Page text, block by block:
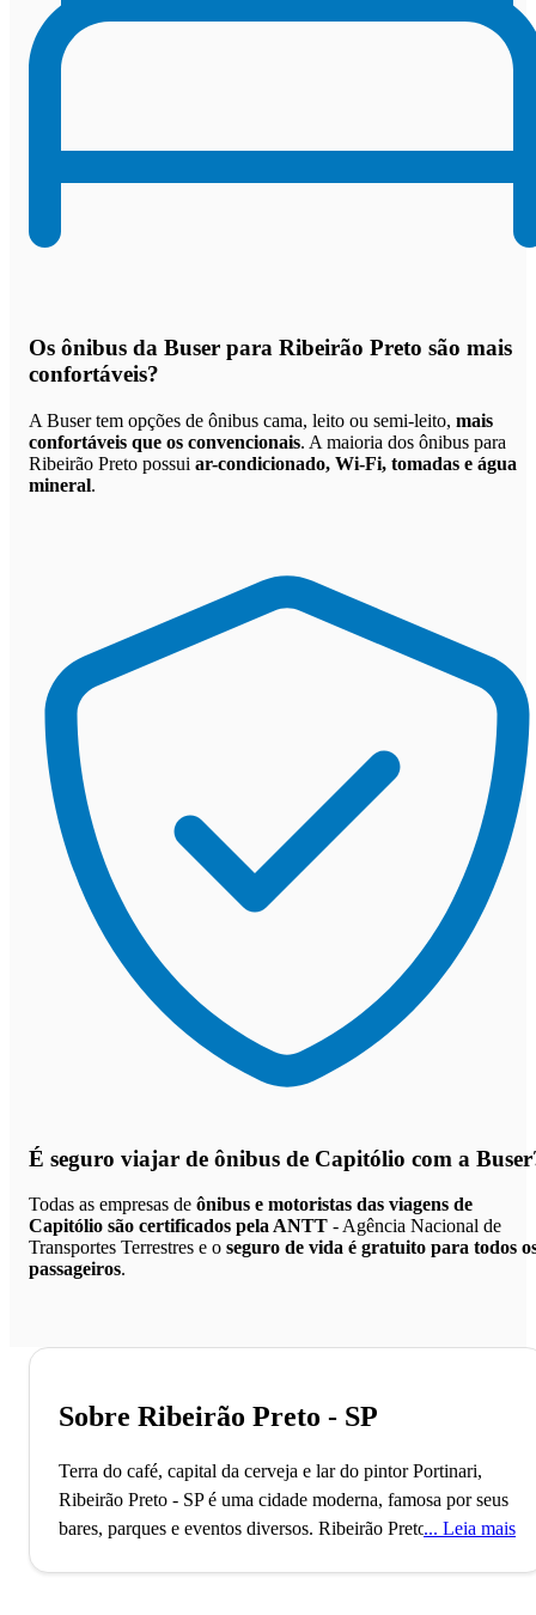
Os ônibus da Buser para Ribeirão Preto são mais
confortáveis?
A Buser tem opções de ônibus cama, leito ou semi-leito, mais
confortáveis que os convencionais. A maioria dos ônibus para
Ribeirão Preto possui ar-condicionado, Wi-Fi, tomadas e água
mineral.
É seguro viajar de ônibus de Capitólio com a
Todas as empresas de ônibus e motoristas das viagens de
Capitólio são certificados pela ANTT - Agência Nacional de
Transportes Terrestres e o seguro de vida é gratuito para todos
passageiros.
Sobre Ribeirão Preto - SP
Terra do café, capital da cerveja e lar do pintor Portinari,
Ribeirão Preto - SP é uma cidade moderna, famosa por seus
bares, parques e eventos diversos. Ribeirão Preto, fundada
Leia mais